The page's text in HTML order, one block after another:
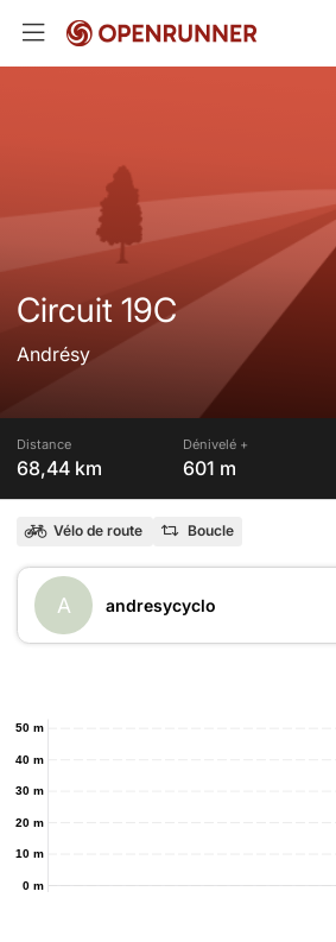
Circuit 19C
Andrésy
Distance
68,44 km
Dénivelé +
601 m
Vélo de route Boucle
A andresycyclo
0 m
10 m
20 m
30 m
40 m
50 m